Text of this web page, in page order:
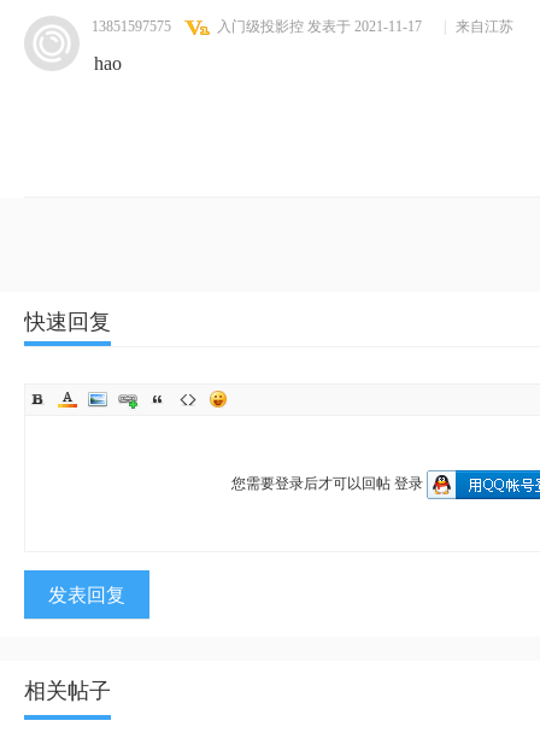
13851597575 入门级投影控 发表于 2021-11-17 来自江苏
hao
快速回复
您需要登录后才可以回帖 登录
发表回复
相关帖子